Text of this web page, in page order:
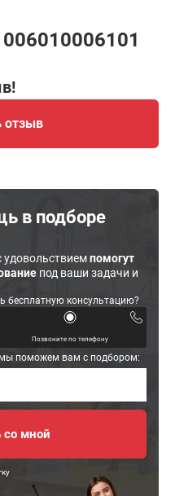
отзыв
в подборе
помогут
под ваши задачи и
бесплатную консультацию?
Позвоните по телефону
поможем вам с подбором: